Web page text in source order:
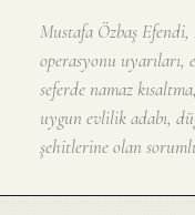
Mustafa Özbaş
operasyonu
seferde namaz
uygun evlilik adabı,
şehitlerine olan